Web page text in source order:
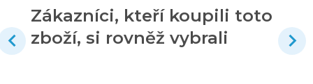
Zákazníci, kteří koupili toto
zboží, si rovněž vybrali